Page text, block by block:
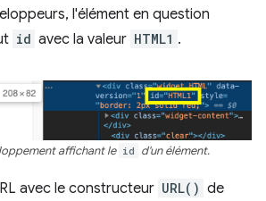
l'élément en question
id avec la valeur HTML1 .
affichant le id d'un élément.
avec le constructeur URL() de